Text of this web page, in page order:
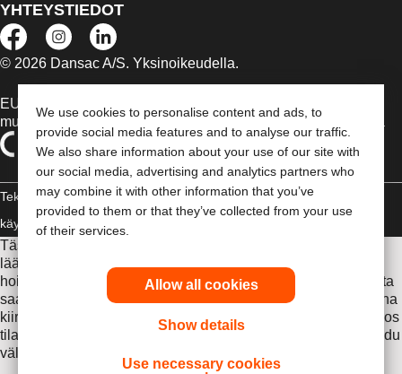
We use cookies to personalise content and ads, to
provide social media features and to analyse our traffic.
We also share information about your use of our site with
our social media, advertising and analytics partners who
may combine it with other information that you’ve
provided to them or that they’ve collected from your use
of their services.
Allow all cookies
Show details
Use necessary cookies
YHTEYSTIEDOT
© 2026 Dansac A/S. Yksinoikeudella.
EU:n alueella myytävät lääkinnälliset laitteet on tapauksen
mukaan merkitty jommallakummalla seuraavista symboleista
Tekijänoikeudelliset tiedot /
käyttäjäehdot
Vaatimustenmukaisuusvakuutus
Tässä sivustossa esitettyjä tietoja ei ole tarkoitettu
lääketieteelliseksi neuvonnaksi eikä korvaamaan sinua
hoitavalta lääkäriltä tai muilta terveydenhuollon ammattilaisilta
saamiasi ohjeita. Tämän sivuston tietoja ei saa käyttää ohjeina
kiireellistä lääketieteellistä hoitoa edellyttävissä tilanteissa. Jos
tilanteesi edellyttää kiireellistä lääketieteellistä hoitoa, hakeudu
välittömästi lääkäriin.